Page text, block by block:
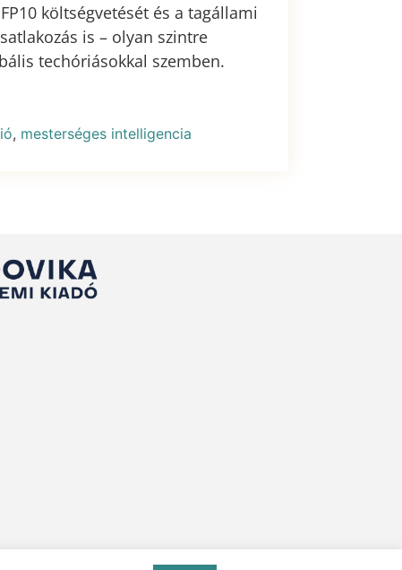
költségvetését és a tagállami
is – olyan szintre
techóriásokkal szemben.
, mesterséges intelligencia